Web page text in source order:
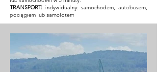
TRANSPORT: indywidualny: samochodem, autobusem,
pociągiem lub samolotem